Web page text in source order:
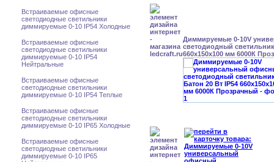
Встраиваемые офисные
светодиодные светильники
диммируемые 0-10 IP54 Холодные
Встраиваемые офисные
светодиодные светильники
диммируемые 0-10 IP54
Нейтральные
Встраиваемые офисные
светодиодные светильники
диммируемые 0-10 IP54 Теплые
Встраиваемые офисные
светодиодные светильники
диммируемые 0-10 IP65 Холодные
Встраиваемые офисные
светодиодные светильники
диммируемые 0-10 IP65
Диммируемые 0-10V
светодиодный
660x150x100 мм 6000К